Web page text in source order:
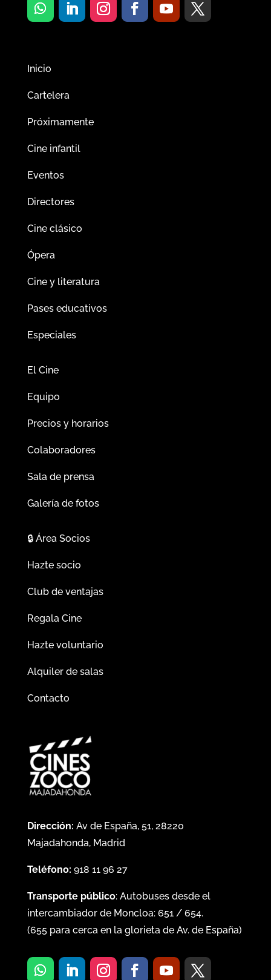
Inicio
Cartelera
Próximamente
Cine infantil
Eventos
Directores
Cine clásico
Ópera
Cine y literatura
Pases educativos
Especiales
El Cine
Equipo
Precios y horarios
Colaboradores
Sala de prensa
Galería de fotos
🔒Área Socios
Hazte socio
Club de ventajas
Regala Cine
Hazte voluntario
Alquiler de salas
Contacto
Dirección: Av de España, 51, 28220
Majadahonda, Madrid
Teléfono: 918 11 96 27
Transporte público: Autobuses desde el
intercambiador de Moncloa: 651/ 654.
(655para cerca en la glorieta de Av. de España)